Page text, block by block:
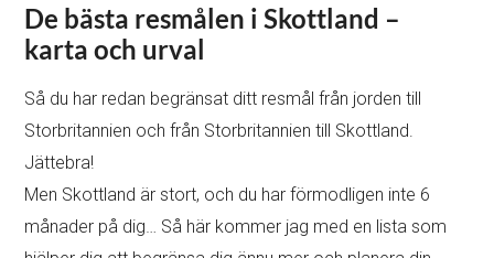
De bästa resmålen i Skottland –
karta och urval
Så du har redan begränsat ditt resmål från jorden till
Storbritannien och från Storbritannien till Skottland.
Jättebra!
Men Skottland är stort, och du har förmodligen inte 6
månader på dig… Så här kommer jag med en lista som